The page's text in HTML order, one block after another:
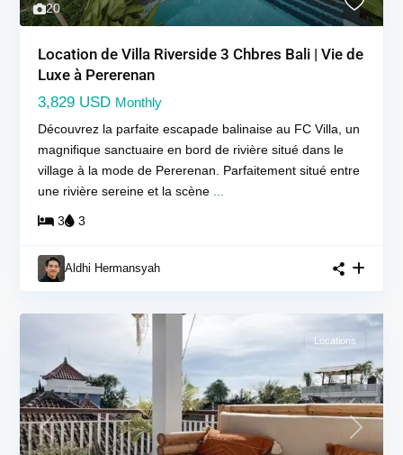
20
Location de Villa Riverside 3 Chbres Bali | Vie de
Luxe à Pererenan
3,829 USD Monthly
Découvrez la parfaite escapade balinaise au FC Villa, un
magnifique sanctuaire en bord de rivière situé dans le
village à la mode de Pererenan. Parfaitement situé entre
une rivière sereine et la scène
3 3
Aldhi Hermansyah
Previous Next
Locations